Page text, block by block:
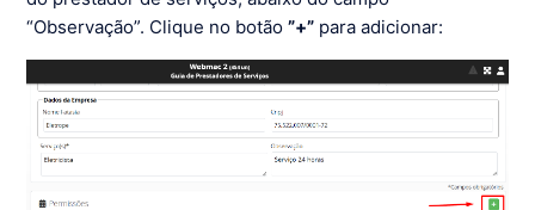
“Observação”. Clique no botão”+” para adicionar: